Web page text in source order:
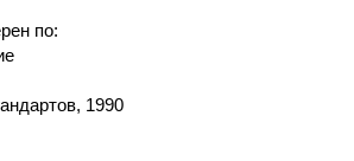
по:
1990